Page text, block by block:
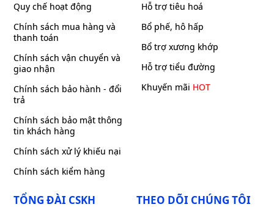
Quy chế hoạt động
Chính sách mua hàng và
thanh toán
Chính sách vận chuyển và
giao nhận
Chính sách bảo hành - đổi
trả
Chính sách bảo mật thông
tin khách hàng
Chính sách xử lý khiếu nại
Chính sách kiểm hàng
Hỗ trợ tiêu hoá
Bổ phế, hô hấp
Bổ trợ xương khớp
Hỗ trợ tiểu đường
Khuyến mãi HOT
TỔNG ĐÀI CSKH
THEO DÕI CHÚNG TÔI